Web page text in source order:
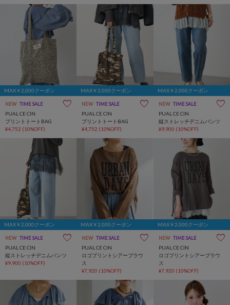
MAX￥2,000クーポン
NEW TIME SALE
PUAL CE CIN
プリントトートBAG
¥4,752 (10%OFF)
MAX￥2,000クーポン
NEW TIME SALE
PUAL CE CIN
プリントトートBAG
¥4,752 (10%OFF)
MAX￥2,000クーポン
NEW TIME SALE
PUAL CE CIN
縦ストレッチデニムパンツ
¥9,900 (10%OFF)
MAX￥2,000クーポン
NEW TIME SALE
PUAL CE CIN
縦ストレッチデニムパンツ
¥9,900 (10%OFF)
MAX￥2,000クーポン
NEW TIME SALE
PUAL CE CIN
ロゴプリントシアーブラウ
ス
¥7,920 (10%OFF)
MAX￥2,000クーポン
NEW TIME SALE
PUAL CE CIN
ロゴプリントシアーブラウ
ス
¥7,920 (10%OFF)